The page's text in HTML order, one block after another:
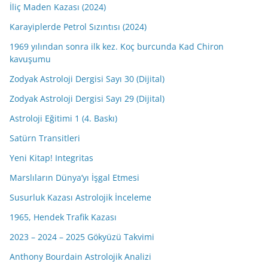
İliç Maden Kazası (2024)
Karayiplerde Petrol Sızıntısı (2024)
1969 yılından sonra ilk kez. Koç burcunda Kad Chiron
kavuşumu
Zodyak Astroloji Dergisi Sayı 30 (Dijital)
Zodyak Astroloji Dergisi Sayı 29 (Dijital)
Astroloji Eğitimi 1 (4. Baskı)
Satürn Transitleri
Yeni Kitap! Integritas
Marslıların Dünya’yı İşgal Etmesi
Susurluk Kazası Astrolojik İnceleme
1965, Hendek Trafik Kazası
2023 – 2024 – 2025 Gökyüzü Takvimi
Anthony Bourdain Astrolojik Analizi